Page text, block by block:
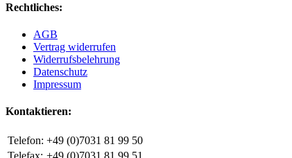
Rechtliches:
AGB
Vertrag widerrufen
Widerrufsbelehrung
Datenschutz
Impressum
Kontaktieren:
Telefon: +49 (0)7031 81 99 50